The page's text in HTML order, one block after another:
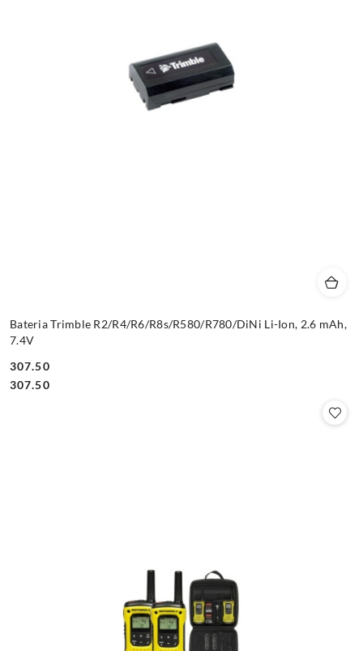
Bateria Trimble R2/R4/R6/R8s/R580/R780/DiNi Li-Ion, 2.6 mAh,
7.4V
Cena:
307.50
Cena:
307.50